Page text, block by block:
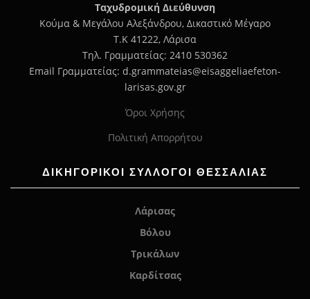
Ταχυδρομική Διεύθυνση
Κούμα & Μεγάλου Αλεξάνδρου, Δικαστικό Μέγαρο
Τ.Κ 41222, Λάρισα
Τηλ. Γραμματείας: 2410 530362
Email Γραμματείας: d.grammateias@eisaggeliaefeton-
larisas.gov.gr
Όροι Χρήσης
Πολιτική Απορρήτου
ΔΙΚΗΓΟΡΙΚΟΙ ΣΥΛΛΟΓΟΙ ΘΕΣΣΑΛΙΑΣ
Λάρισας
Βόλου
Τρικάλων
Καρδίτσας